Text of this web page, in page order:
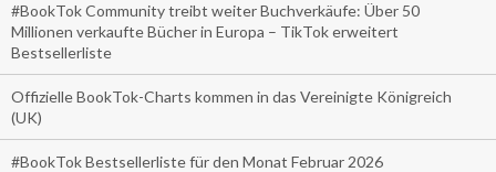
#BookTok Community treibt weiter Buchverkäufe: Über 50
Millionen verkaufte Bücher in Europa – TikTok erweitert
Bestsellerliste
Offizielle BookTok-Charts kommen in das Vereinigte Königreich
(UK)
#BookTok Bestsellerliste für den Monat Februar 2026